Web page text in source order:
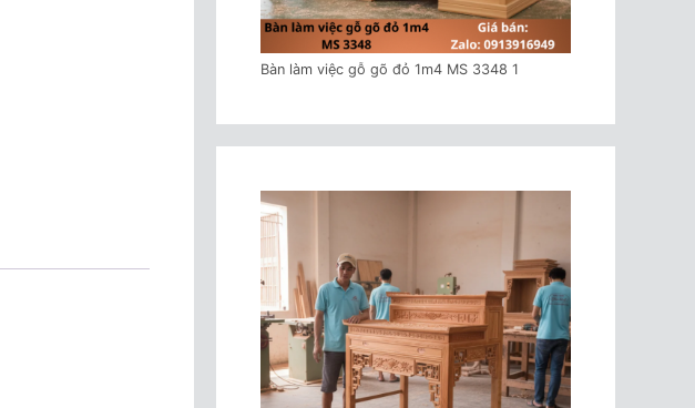
Bàn làm việc gỗ gõ đỏ 1m4 MS 3348 1